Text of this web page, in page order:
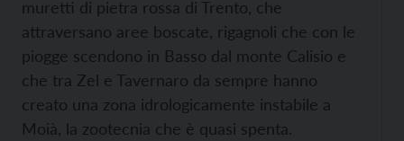
muretti di pietra rossa di Trento, che
attraversano aree boscate, rigagnoli che con le
piogge scendono in Basso dal monte Calisio e
che tra Zel e Tavernaro da sempre hanno
creato una zona idrologicamente instabile a
Moià, la zootecnia che è quasi spenta.